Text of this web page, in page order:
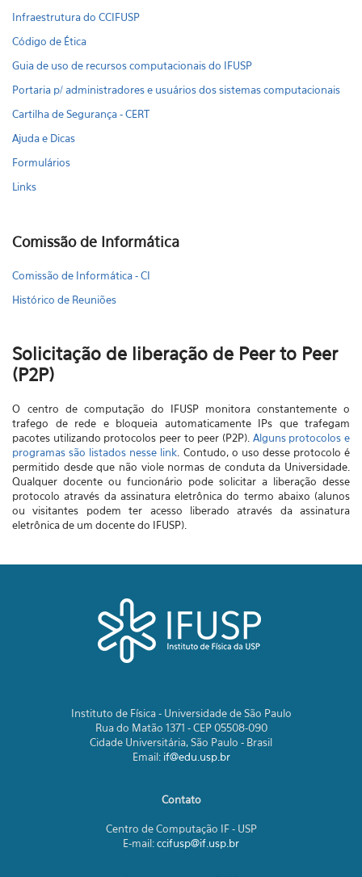
Infraestrutura do CCIFUSP
Código de Ética
Guia de uso de recursos computacionais do IFUSP
Portaria p/ administradores e usuários dos sistemas computacionais
Cartilha de Segurança - CERT
Ajuda e Dicas
Formulários
Links
Comissão de Informática
Comissão de Informática - CI
Histórico de Reuniões
Solicitação de liberação de Peer to Peer
(P2P)
O centro de computação do IFUSP monitora constantemente o
trafego de rede e bloqueia automaticamente IPs que trafegam
pacotes utilizando protocolos peer to peer (P2P). Alguns protocolos e
programas são listados nesse link . Contudo, o uso desse protocolo é
permitido desde que não viole normas de conduta da Universidade.
Qualquer docente ou funcionário pode solicitar a liberação desse
protocolo através da assinatura eletrônica do termo abaixo (alunos
ou visitantes podem ter acesso liberado através da assinatura
eletrônica de um docente do IFUSP).
Instituto de Física - Universidade de São Paulo
Rua do Matão 1371 - CEP 05508-090
Cidade Universitária, São Paulo - Brasil
Email: if@edu.usp.br
Contato
Centro de Computação IF - USP
E-mail:ccifusp@if.usp.br